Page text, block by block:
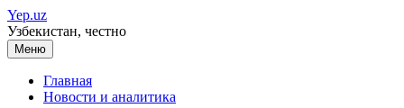
Перейти
к
содержимому
Yep.uz
Узбекистан, честно
Меню
Главная
Новости и аналитика